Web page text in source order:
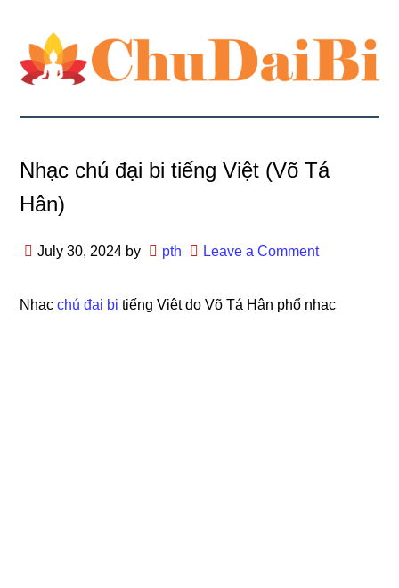
Nhạc chú đại bi tiếng Việt (Võ Tá
Hân)
July 30, 2024 by pth Leave a Comment
Nhạcchú đại bi tiếng Việt do Võ Tá Hân phổ nhạc